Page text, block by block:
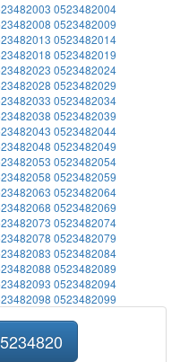
0523482004
0523482009
0523482014
0523482019
0523482024
0523482029
0523482034
0523482039
0523482044
0523482049
0523482054
0523482059
0523482064
0523482069
0523482074
0523482079
0523482084
0523482089
0523482094
0523482099